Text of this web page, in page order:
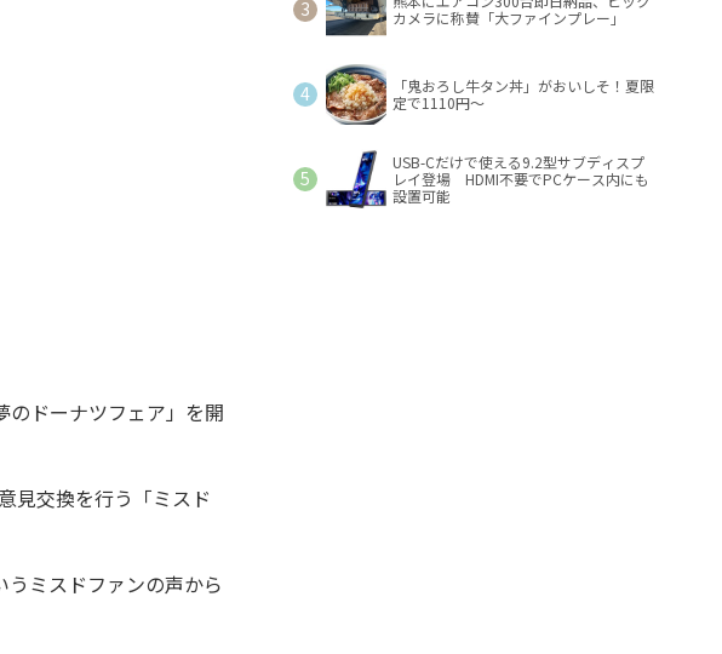
ドーナツフェア」を開
見交換を行う「ミスド
ミスドファンの声から
カメラに称賛「大ファインプレー」
「鬼おろし牛タン丼」がおいしそ！夏限
定で1110円～
USB-Cだけで使える9.2型サブディスプ
レイ登場 HDMI不要でPCケース内にも
設置可能